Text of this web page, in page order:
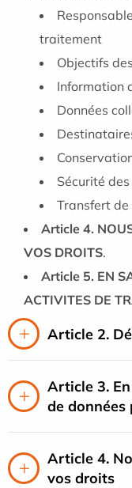
traitement
Objectifs
Information
Données
Sécurité
Transfert de
Article 4.
VOS DROITS.
Article 5. EN
ACTIVITES DE
Article 2.
Article 3.
de données
Article 4.
vos droits